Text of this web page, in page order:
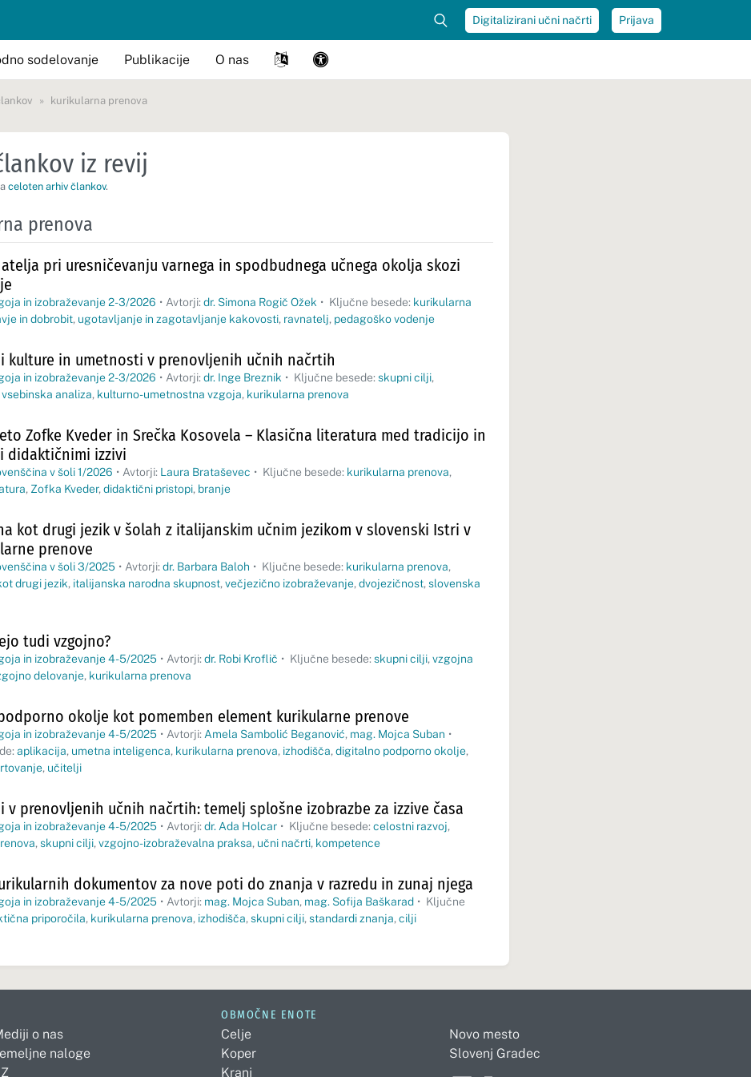
Digitalizirani učni načrti Prijava
sodelovanje Publikacije O nas
kurikularna prenova
iz revij
celoten arhiv člankov.
prenova
pri uresničevanju varnega in spodbudnega učnega okolja skozi
in izobraževanje 2-3/2026 • Avtorji: dr. Simona Rogič Ožek • Ključne besede: kurikularna
in dobrobit, ugotavljanje in zagotavljanje kakovosti, ravnatelj, pedagoško vodenje
kulture in umetnosti v prenovljenih učnih načrtih
in izobraževanje 2-3/2026 • Avtorji: dr. Inge Breznik • Ključne besede: skupni cilji,
analiza, kulturno-umetnostna vzgoja, kurikularna prenova
Zofke Kveder in Srečka Kosovela – Klasična literatura med tradicijo in
didaktičnimi izzivi
v šoli 1/2026 • Avtorji: Laura Brataševec • Ključne besede: kurikularna prenova,
, Zofka Kveder, didaktični pristopi, branje
kot drugi jezik v šolah z italijanskim učnim jezikom v slovenski Istri v
prenove
v šoli 3/2025 • Avtorji: dr. Barbara Baloh • Ključne besede: kurikularna prenova,
drugi jezik, italijanska narodna skupnost, večjezično izobraževanje, dvojezičnost, slovenska
tudi vzgojno?
in izobraževanje 4-5/2025 • Avtorji: dr. Robi Kroflič • Ključne besede: skupni cilji, vzgojna
delovanje, kurikularna prenova
okolje kot pomemben element kurikularne prenove
in izobraževanje 4-5/2025 • Avtorji: Amela Sambolić Beganović, mag. Mojca Suban •
aplikacija, umetna inteligenca, kurikularna prenova, izhodišča, digitalno podporno okolje,
, učitelji
v prenovljenih učnih načrtih: temelj splošne izobrazbe za izzive časa
in izobraževanje 4-5/2025 • Avtorji: dr. Ada Holcar • Ključne besede: celostni razvoj,
, skupni cilji, vzgojno-izobraževalna praksa, učni načrti, kompetence
dokumentov za nove poti do znanja v razredu in zunaj njega
in izobraževanje 4-5/2025 • Avtorji: mag. Mojca Suban, mag. Sofija Baškarad • Ključne
priporočila, kurikularna prenova, izhodišča, skupni cilji, standardi znanja, cilji
o nas
naloge
OBMOČNE ENOTE
Celje
Koper
Kranj
Novo mesto
Slovenj Gradec